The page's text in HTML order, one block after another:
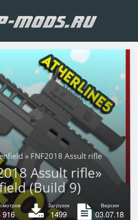
» FNF2018 Assult rifle
Assult rifle»
(Build 9)
916
Загрузок
1499
Версия
03.07.18